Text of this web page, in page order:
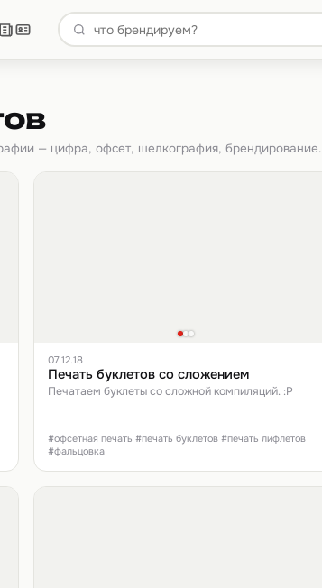
— цифра, офсет, шелкография, брендирование.
07.12.18
Печать буклетов со сложением
Печатаем буклеты со сложной компиляций. :P
#офсетная печать #печать буклетов #печать лифлетов
#фальцовка